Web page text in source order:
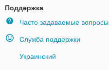
Поддержка
Часто задаваемые вопросы
Служба поддержки
Украинский